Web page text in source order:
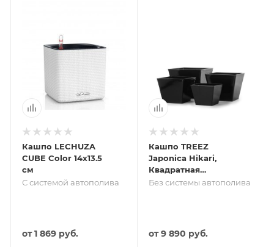
Кашпо LECHUZA
CUBE Color 14х13.5
см
С системой автополива
от1 869 руб.
Кашпо TREEZ
Japonica Hikari,
Квадратная
трапеция, Чёрный
Без системы автополива
от9 890 руб.